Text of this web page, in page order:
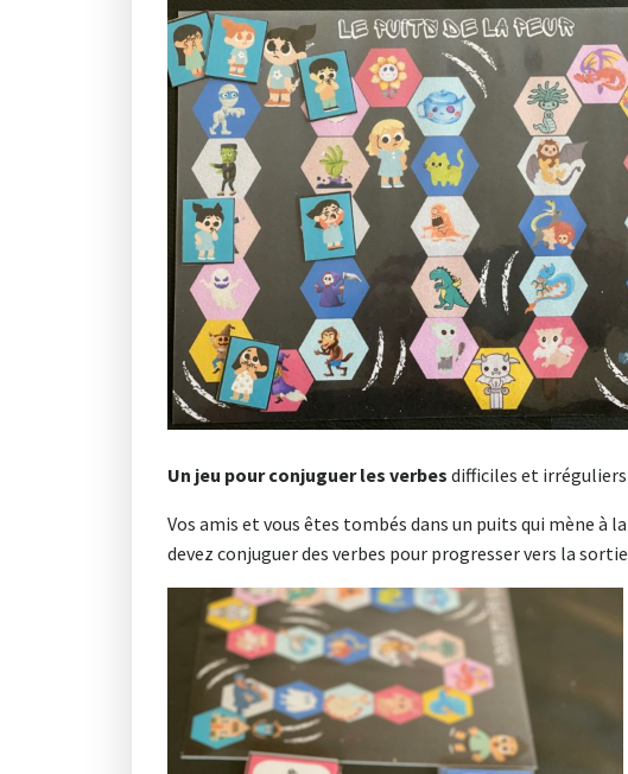
Un jeu pour conjuguer les verbes difficiles et irréguliers
Vos amis et vous êtes tombés dans un puits qui mène à
devez conjuguer des verbes pour progresser vers la